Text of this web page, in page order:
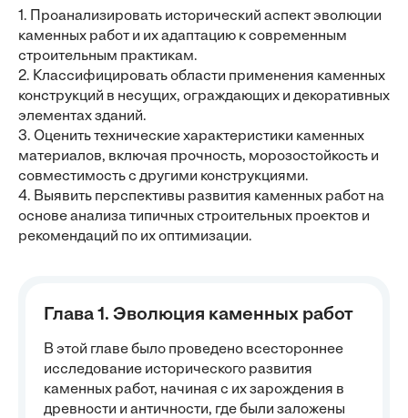
1. Проанализировать исторический аспект эволюции
каменных работ и их адаптацию к современным
строительным практикам.
2. Классифицировать области применения каменных
конструкций в несущих, ограждающих и декоративных
элементах зданий.
3. Оценить технические характеристики каменных
материалов, включая прочность, морозостойкость и
совместимость с другими конструкциями.
4. Выявить перспективы развития каменных работ на
основе анализа типичных строительных проектов и
рекомендаций по их оптимизации.
Глава 1. Эволюция каменных работ
В этой главе было проведено всестороннее
исследование исторического развития
каменных работ, начиная с их зарождения в
древности и античности, где были заложены